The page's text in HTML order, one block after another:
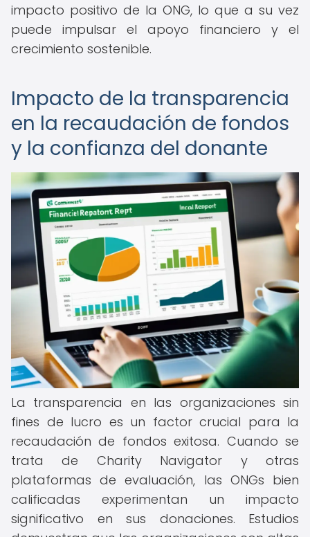
impacto positivo de la ONG, lo que a su vez
puede impulsar el apoyo financiero y el
crecimiento sostenible.
Impacto de la transparencia
en la recaudación de fondos
y la confianza del donante
La transparencia en las organizaciones sin
fines de lucro es un factor crucial para la
recaudación de fondos exitosa. Cuando se
trata de Charity Navigator y otras
plataformas de evaluación, las ONGs bien
calificadas experimentan un impacto
significativo en sus donaciones. Estudios